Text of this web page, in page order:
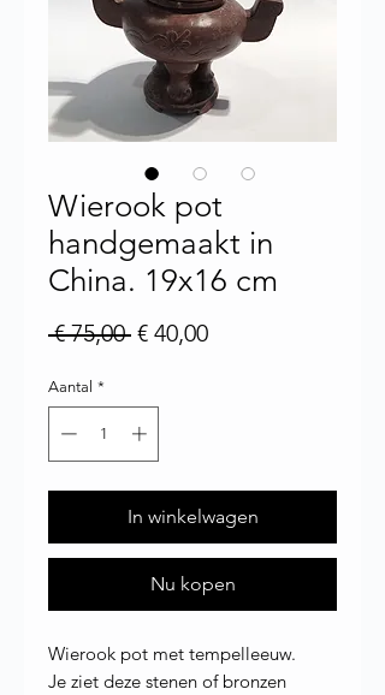
Wierook pot
handgemaakt in
China. 19x16 cm
€ 75,00 Normale prijs
€ 40,00Verkoopprijs
Aantal *
In winkelwagen
Nu kopen
Wierook pot met tempelleeuw.
Je ziet deze stenen of bronzen